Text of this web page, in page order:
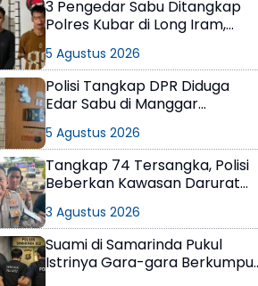
3 Pengedar Sabu Ditangkap
Polres Kubar di Long Iram,
5 Agustus 2026
Polisi Tangkap DPR Diduga
Edar Sabu di Manggar
5 Agustus 2026
Tangkap 74 Tersangka, Polisi
Beberkan Kawasan Darurat
3 Agustus 2026
Suami di Samarinda Pukul
Istrinya Gara-gara Berkumpul